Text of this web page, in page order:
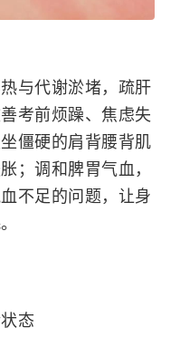
与代谢淤堵，疏肝
考前烦躁、焦虑失
僵硬的肩背腰背肌
；调和脾胃气血，
不足的问题，让身
态